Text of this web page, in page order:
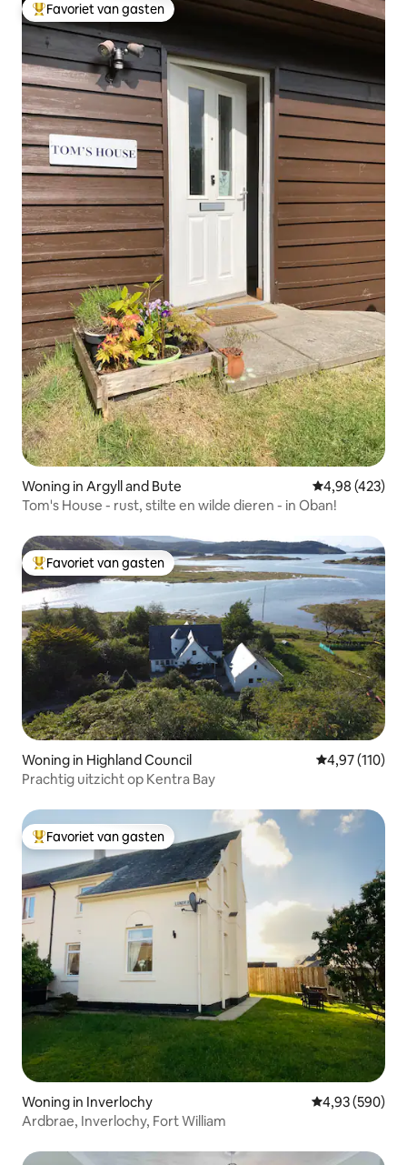
Topfavoriet van gasten
Favoriet van gasten
Woning in Argyll and Bute Gemiddelde
4,98 (423)
Tom's House - rust, stilte en wilde dieren - in Oban!
Topfavoriet van gasten
Favoriet van gasten
Woning in Highland Council Gemiddelde
4,97 (110)
Prachtig uitzicht op Kentra Bay
Topfavoriet van gasten
Favoriet van gasten
Woning in Inverlochy Gemiddelde
4,93 (590)
Ardbrae, Inverlochy, Fort William